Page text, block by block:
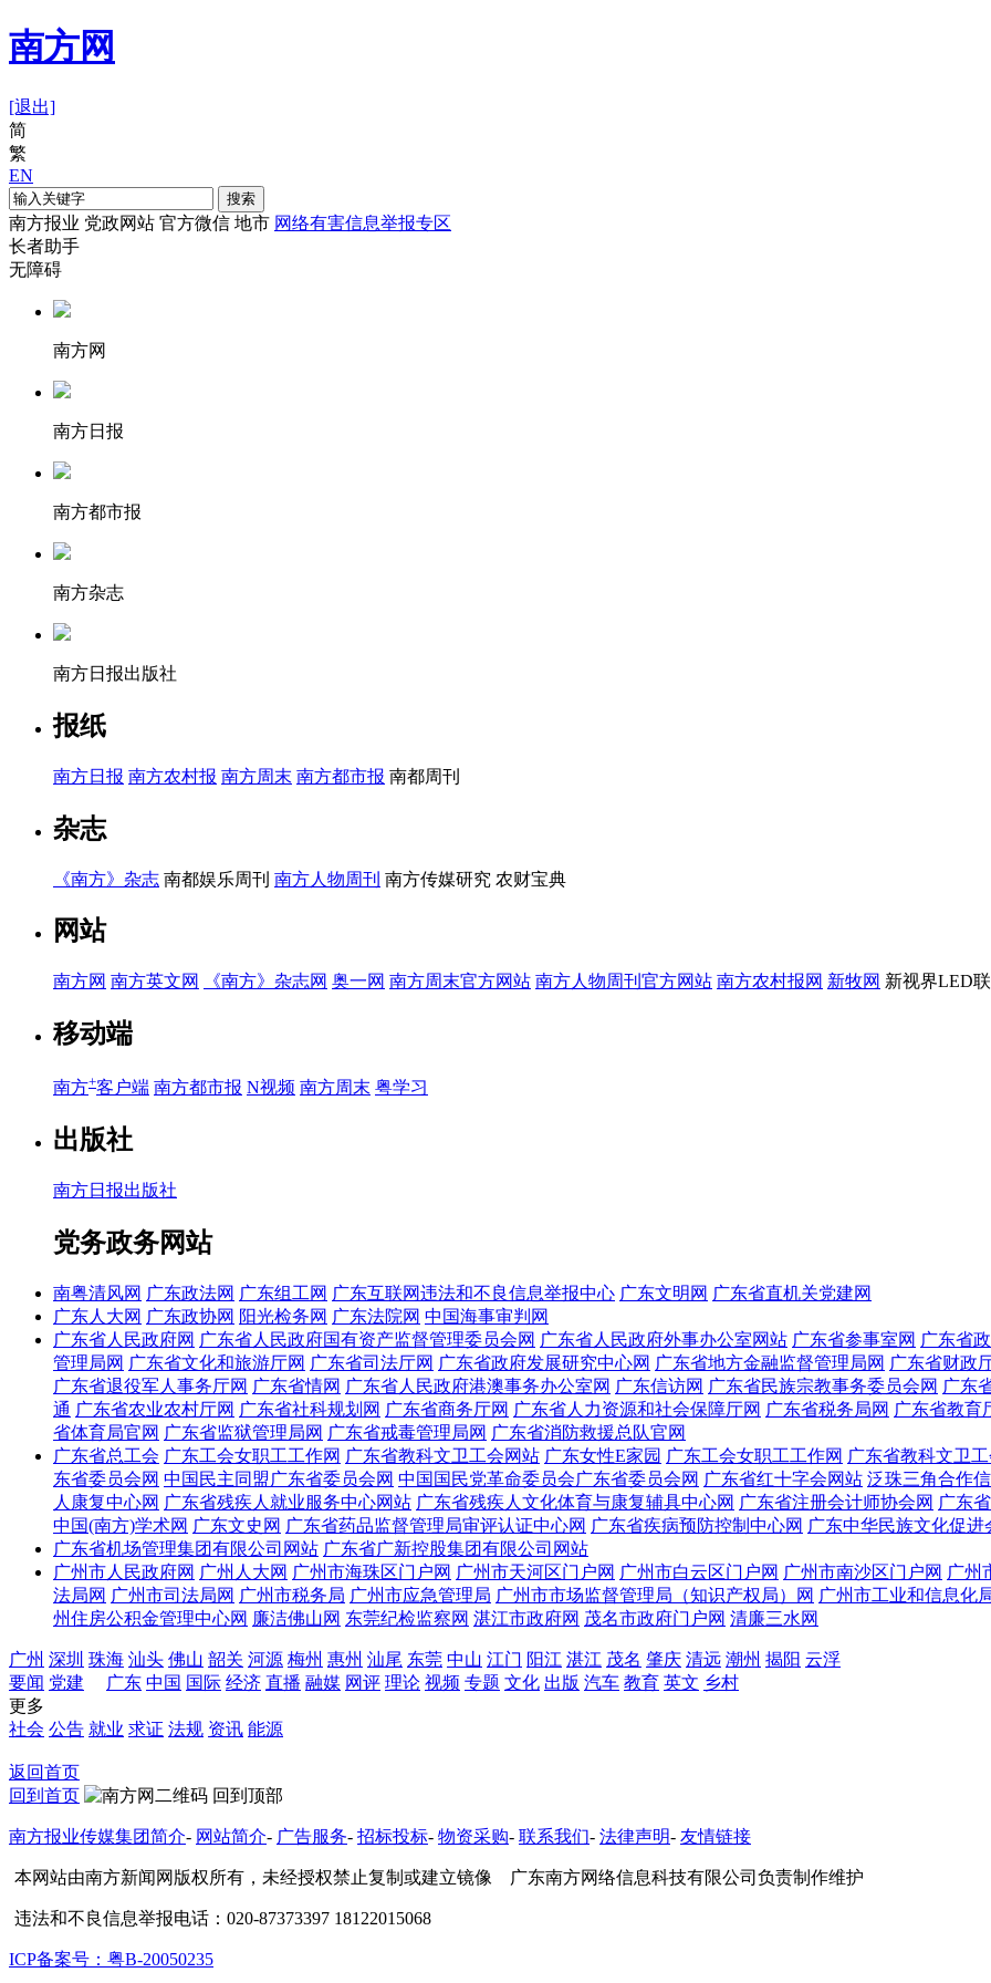
南方网
[退出]
简
繁
EN
搜索
南方报业 党政网站 官方微信 地市 网络有害信息举报专区
长者助手
无障碍
南方网
南方日报
南方都市报
南方杂志
南方日报出版社
报纸
南方日报 南方农村报 南方周末 南方都市报 南都周刊
杂志
《南方》杂志 南都娱乐周刊 南方人物周刊 南方传媒研究 农财宝典
网站
南方网 南方英文网 《南方》杂志网 奥一网 南方周末官方网站 南方人物周刊官方网站 南方农村报网 新牧网 新视界LED
移动端
南方+客户端 南方都市报 N视频 南方周末 粤学习
出版社
南方日报出版社
党务政务网站
南粤清风网 广东政法网 广东组工网 广东互联网违法和不良信息举报中心 广东文明网 广东省直机关党建网
广东人大网 广东政协网 阳光检务网 广东法院网 中国海事审判网
广东省人民政府网 广东省人民政府国有资产监督管理委员会网 广东省人民政府外事办公室网站 广东省参事室网 广东省
管理局网 广东省文化和旅游厅网 广东省司法厅网 广东省政府发展研究中心网 广东省地方金融监督管理局网 广东省财政
广东省退役军人事务厅网 广东省情网 广东省人民政府港澳事务办公室网 广东信访网 广东省民族宗教事务委员会网 广东
通 广东省农业农村厅网 广东省社科规划网 广东省商务厅网 广东省人力资源和社会保障厅网 广东省税务局网 广东省教育
省体育局官网 广东省监狱管理局网 广东省戒毒管理局网 广东省消防救援总队官网
广东省总工会 广东工会女职工工作网 广东省教科文卫工会网站 广东女性E家园 广东工会女职工工作网 广东省教科文卫
东省委员会网 中国民主同盟广东省委员会网 中国国民党革命委员会广东省委员会网 广东省红十字会网站 泛珠三角合作
人康复中心网 广东省残疾人就业服务中心网站 广东省残疾人文化体育与康复辅具中心网 广东省注册会计师协会网 广东
中国(南方)学术网 广东文史网 广东省药品监督管理局审评认证中心网 广东省疾病预防控制中心网 广东中华民族文化促进
广东省机场管理集团有限公司网站 广东省广新控股集团有限公司网站
广州市人民政府网 广州人大网 广州市海珠区门户网 广州市天河区门户网 广州市白云区门户网 广州市南沙区门户网 广州
法局网 广州市司法局网 广州市税务局 广州市应急管理局 广州市市场监督管理局（知识产权局）网 广州市工业和信息化
州住房公积金管理中心网 廉洁佛山网 东莞纪检监察网 湛江市政府网 茂名市政府门户网 清廉三水网
广州 深圳 珠海 汕头 佛山 韶关 河源 梅州 惠州 汕尾 东莞 中山 江门 阳江 湛江 茂名 肇庆 清远 潮州 揭阳 云浮
要闻 党建 广东 中国 国际 经济 直播 融媒 网评 理论 视频 专题 文化 出版 汽车 教育 英文 乡村
更多
社会 公告 就业 求证 法规 资讯 能源
返回首页
回到首页
回到顶部
南方报业传媒集团简介- 网站简介- 广告服务- 招标投标- 物资采购- 联系我们- 法律声明- 友情链接
本网站由南方新闻网版权所有，未经授权禁止复制或建立镜像 广东南方网络信息科技有限公司负责制作维护
违法和不良信息举报电话：020-87373397 18122015068
ICP备案号：粤B-20050235